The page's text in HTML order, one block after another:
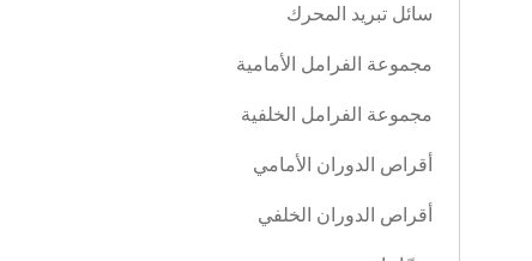
سائل تبريد المحرك
مجموعة الفرامل الأمامية
مجموعة الفرامل الخلفية
أقراص الدوران الأمامي
أقراص الدوران الخلفي